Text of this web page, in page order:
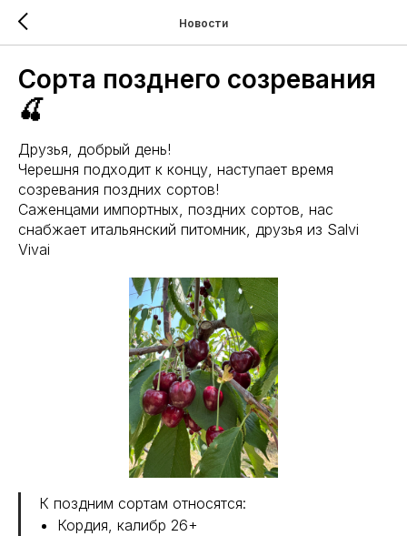
Новости
Сорта позднего созревания
🍒
Друзья, добрый день!
Черешня подходит к концу, наступает время
созревания поздних сортов!
Саженцами импортных, поздних сортов, нас
снабжает итальянский питомник, друзья из Salvi
Vivai
К поздним сортам относятся:
Кордия, калибр 26+